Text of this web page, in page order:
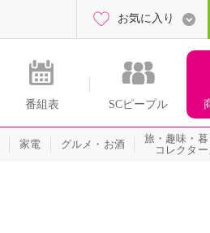
番組表 SCピープル
お気に入り
家電 グルメ・お酒
旅・趣味・暮
コレクタ